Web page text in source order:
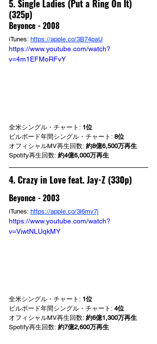
5. Single Ladies (Put a Ring On It)
(325p)
Beyonce - 2008
iTunes: https://apple.co/3B74paU
https://www.youtube.com/watch?
v=4m1EFMoRFvY
全米シングル・チャート: 1位
ビルボード年間シングル・チャート: 8位
オフィシャルMV再生回数: 約8億6,500万再生
Spotify再生回数: 約4億6,000万再生
4. Crazy in Love feat. Jay-Z (330p)
Beyonce - 2003
iTunes: https://apple.co/3l6mv7j
https://www.youtube.com/watch?
v=ViwtNLUqkMY
全米シングル・チャート: 1位
ビルボード年間シングル・チャート: 4位
オフィシャルMV再生回数: 約6億1,300万再生
Spotify再生回数: 約7億2,600万再生